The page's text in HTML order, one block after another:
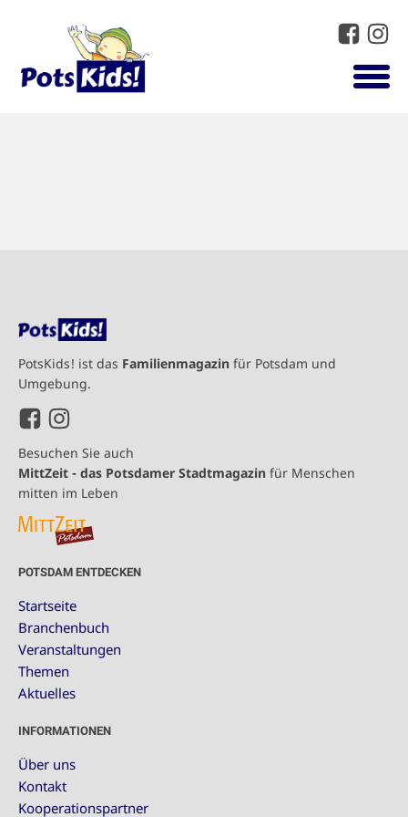
PotsKids! ist das Familienmagazin für Potsdam und
Umgebung.
Besuchen Sie auch
MittZeit - das Potsdamer Stadtmagazin für Menschen
mitten im Leben
POTSDAM ENTDECKEN
Startseite
Branchenbuch
Veranstaltungen
Themen
Aktuelles
INFORMATIONEN
Über uns
Kontakt
Kooperationspartner